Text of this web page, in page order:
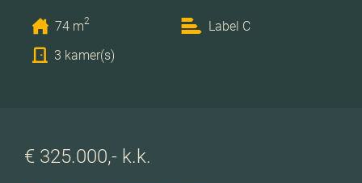
74 m2
Label C
3 kamer(s)
€ 325.000,- k.k.